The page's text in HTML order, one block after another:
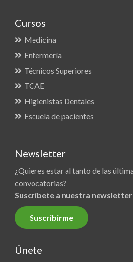
Cursos
Medicina
Enfermería
Técnicos Superiores
TCAE
Higienistas Dentales
Escuela de pacientes
Newsletter
¿Quieres estar al tanto de las
convocatorias?
Suscríbete a nuestra newsletter
Suscribirme
Únete